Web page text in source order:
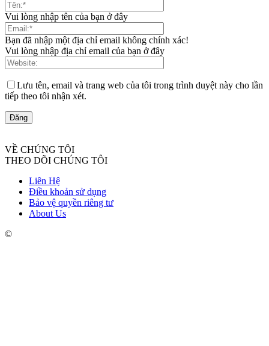
Vui lòng nhập tên của bạn ở đây
Bạn đã nhập một địa chỉ email không chính xác!
Vui lòng nhập địa chỉ email của bạn ở đây
Lưu tên, email và trang web của tôi trong trình duyệt này cho lần
tiếp theo tôi nhận xét.
VỀ CHÚNG TÔI
THEO DÕI CHÚNG TÔI
Liên Hệ
Điều khoản sử dụng
Bảo vệ quyền riêng tư
About Us
©